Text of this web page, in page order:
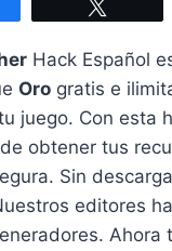
Hack Español
Oro gratis e
juego. Con esta
obtener tus
Sin
editores
Ahora